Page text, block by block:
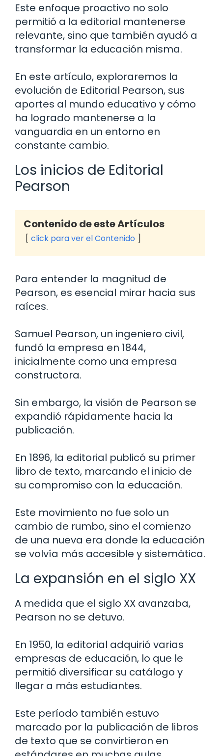
Este enfoque proactivo no solo
permitió a la editorial mantenerse
relevante, sino que también ayudó a
transformar la educación misma.
En este artículo, exploraremos la
evolución de Editorial Pearson, sus
aportes al mundo educativo y cómo
ha logrado mantenerse a la
vanguardia en un entorno en
constante cambio.
Los inicios de Editorial
Pearson
Contenido de este Artículos
click para ver el Contenido
Para entender la magnitud de
Pearson, es esencial mirar hacia sus
raíces.
Samuel Pearson, un ingeniero civil,
fundó la empresa en 1844,
inicialmente como una empresa
constructora.
Sin embargo, la visión de Pearson se
expandió rápidamente hacia la
publicación.
En 1896, la editorial publicó su primer
libro de texto, marcando el inicio de
su compromiso con la educación.
Este movimiento no fue solo un
cambio de rumbo, sino el comienzo
de una nueva era donde la educación
se volvía más accesible y sistemática.
La expansión en el siglo XX
A medida que el siglo XX avanzaba,
Pearson no se detuvo.
En 1950, la editorial adquirió varias
empresas de educación, lo que le
permitió diversificar su catálogo y
llegar a más estudiantes.
Este período también estuvo
marcado por la publicación de libros
de texto que se convirtieron en